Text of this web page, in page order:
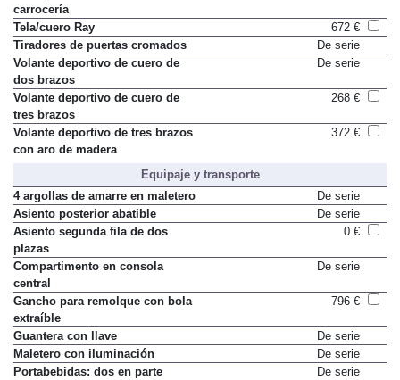
carrocería
Tela/cuero Ray
672 €
Tiradores de puertas cromados
De serie
Volante deportivo de cuero de
dos brazos
De serie
Volante deportivo de cuero de
tres brazos
268 €
Volante deportivo de tres brazos
con aro de madera
372 €
Equipaje y transporte
4 argollas de amarre en maletero
De serie
Asiento posterior abatible
De serie
Asiento segunda fila de dos
plazas
0 €
Compartimento en consola
central
De serie
Gancho para remolque con bola
extraíble
796 €
Guantera con llave
De serie
Maletero con iluminación
De serie
Portabebidas: dos en parte
De serie